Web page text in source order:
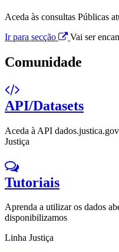
Aceda às consultas Públicas
Ir para secção
Vai ser
Comunidade
API/Datasets
Aceda à API
Justiça
Tutoriais
Aprenda a utilizar os dados
disponibilizamos
Linha Justiça